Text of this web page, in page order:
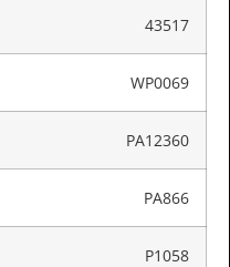
43517
WP0069
PA12360
PA866
P1058